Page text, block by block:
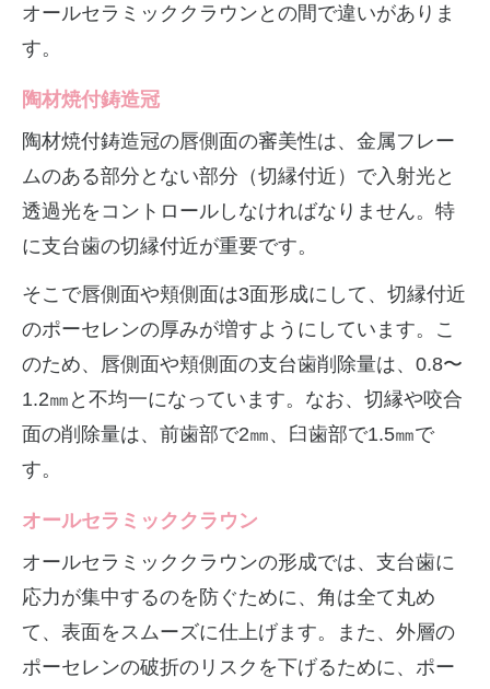
オールセラミッククラウンとの間で違いがありま
す。
陶材焼付鋳造冠
陶材焼付鋳造冠の唇側面の審美性は、金属フレー
ムのある部分とない部分（切縁付近）で入射光と
透過光をコントロールしなければなりません。特
に支台歯の切縁付近が重要です。
そこで唇側面や頬側面は3面形成にして、切縁付近
のポーセレンの厚みが増すようにしています。こ
のため、唇側面や頬側面の支台歯削除量は、0.8〜
1.2㎜と不均一になっています。なお、切縁や咬合
面の削除量は、前歯部で2㎜、臼歯部で1.5㎜で
す。
オールセラミッククラウン
オールセラミッククラウンの形成では、支台歯に
応力が集中するのを防ぐために、角は全て丸め
て、表面をスムーズに仕上げます。また、外層の
ポーセレンの破折のリスクを下げるために、ポー